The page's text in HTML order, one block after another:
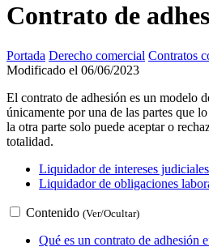
Contrato de
Portada Derecho comercial Contratos
Modificado el 06/06/2023
El contrato de adhesión es un modelo
únicamente por una de las partes que
la otra parte solo puede aceptar o
totalidad.
Liquidador de intereses
Liquidador de obligaciones
Contenido (Ver/Ocultar)
Qué es un contrato de adhesión